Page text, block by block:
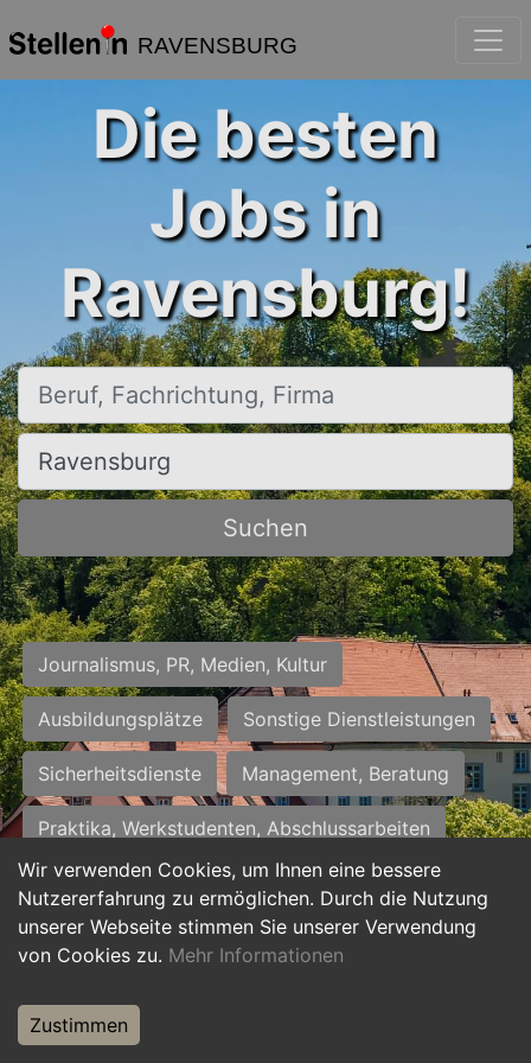
RAVENSBURG
Wir verwenden Cookies, um Ihnen eine bessere
Nutzererfahrung zu ermöglichen. Durch die Nutzung
unserer Webseite stimmen Sie unserer Verwendung
von Cookies zu. Mehr Informationen
Zustimmen
Die besten
Jobs in
Ravensburg!
Beruf, Fachrichtung, Firma
Ort, Stadt
Suchen
Journalismus, PR, Medien, Kultur
Ausbildungsplätze Sonstige Dienstleistungen
Sicherheitsdienste Management, Beratung
Praktika, Werkstudenten, Abschlussarbeiten
Personalwesen Assistenz, Sekretariat
Hilfskräfte, Aushilfs- und Nebenjobs
Weiterbildung, Studium, duale Ausbildung